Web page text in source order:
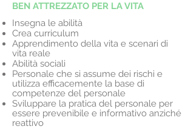
BEN ATTREZZATO PER LA VITA
Insegna le abilità
Crea curriculum
Apprendimento della vita e scenari di
vita reale
Abilità sociali
Personale che si assume dei rischi e
utilizza efficacemente la base di
competenze del personale
Sviluppare la pratica del personale per
essere prevenibile e informativo anziché
reattivo